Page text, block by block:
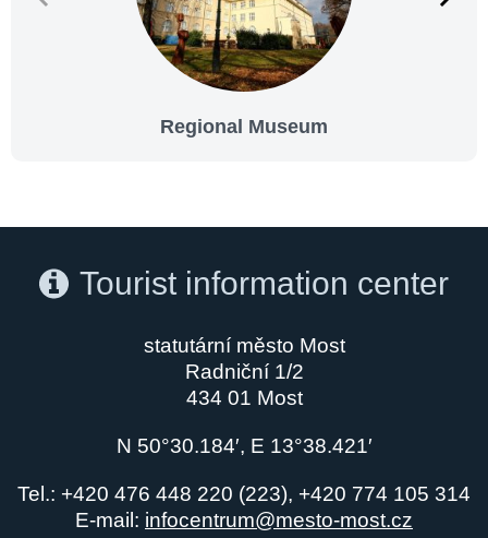
Regional Museum
Tourist information center
statutární město Most
Radniční 1/2
434 01 Most
N 50°30.184′, E 13°38.421′
Tel.: +420 476 448 220 (223), +420 774 105 314
E-mail: infocentrum@mesto-most.cz